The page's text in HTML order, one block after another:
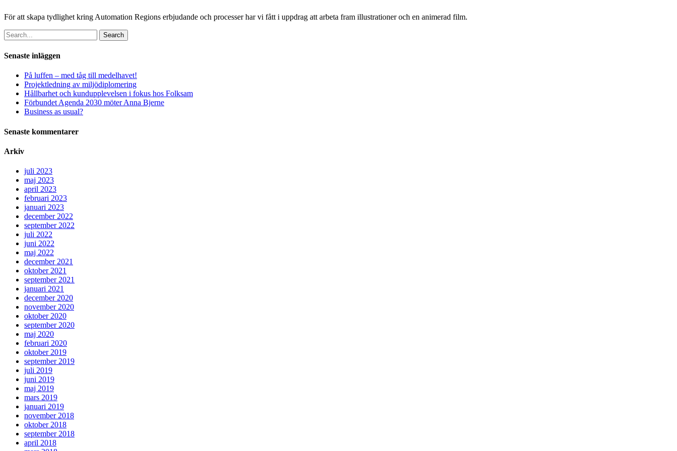
För att skapa tydlighet kring Automation Regions erbjudande och processer har vi fått i uppdrag att arbeta fram illustrationer och en animerad film.
Search
Senaste inläggen
På luffen – med tåg till medelhavet!
Projektledning av miljödiplomering
Hållbarhet och kundupplevelsen i fokus hos Folksam
Förbundet Agenda 2030 möter Anna Bjerne
Business as usual?
Senaste kommentarer
Arkiv
juli 2023
maj 2023
april 2023
februari 2023
januari 2023
december 2022
september 2022
juli 2022
juni 2022
maj 2022
december 2021
oktober 2021
september 2021
januari 2021
december 2020
november 2020
oktober 2020
september 2020
maj 2020
februari 2020
oktober 2019
september 2019
juli 2019
juni 2019
maj 2019
mars 2019
januari 2019
november 2018
oktober 2018
september 2018
april 2018